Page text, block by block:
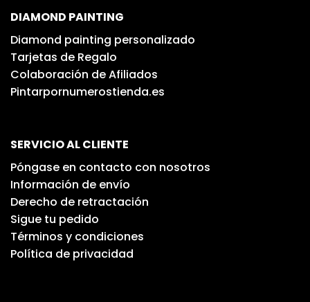
DIAMOND PAINTING
Diamond painting personalizado
Tarjetas de Regalo
Colaboración de Afiliados
Pintarpornumerostienda.es
SERVICIO AL CLIENTE
Póngase en contacto con nosotros
Información de envío
Derecho de retractación
Sigue tu pedido
Términos y condiciones
Política de privacidad